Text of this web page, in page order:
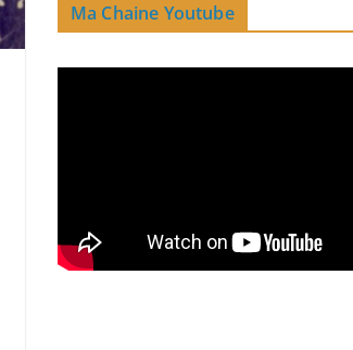
Ma Chaine Youtube